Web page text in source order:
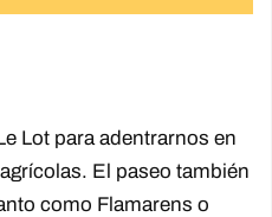
Lot para adentrarnos en
El paseo también
como Flamarens o